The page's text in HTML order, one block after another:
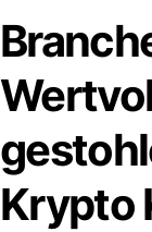
Krypto